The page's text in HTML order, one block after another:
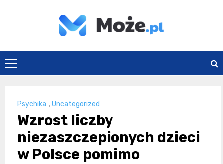
Może.pl
Psychika ,Uncategorized
Wzrost liczby
niezaszczepionych dzieci
w Polsce pomimo